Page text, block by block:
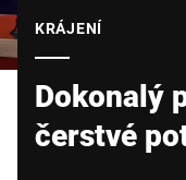
KRÁJENÍ
Dokonalý
čerstvé